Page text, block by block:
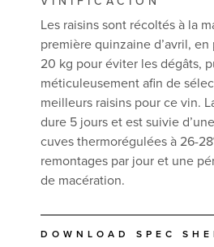
Les raisins sont récoltés à la
première quinzaine d’avril,
20 kg pour éviter les dégâts,
méticuleusement afin de
meilleurs raisins pour ce vin.
dure 5 jours et est suivie
cuves thermorégulées à 26-
remontages par jour et une
de macération.
DOWNLOAD SPEC